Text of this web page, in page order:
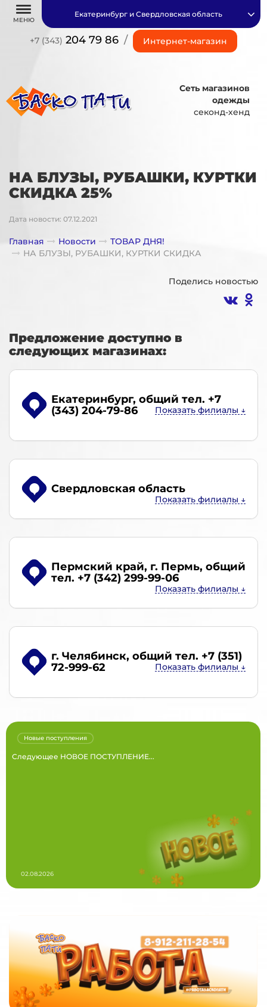
МЕНЮ
+7 (343) 204 79 86 / Интернет-магазин
Екатеринбург и Свердловская область
Сеть магазинов
одежды
секонд-хенд
НА БЛУЗЫ, РУБАШКИ, КУРТКИ
СКИДКА 25%
Дата новости: 07.12.2021
Главная Новости
ТОВАР ДНЯ!
НА БЛУЗЫ, РУБАШКИ, КУРТКИ СКИДКА
Поделись новостью
Предложение доступно в
следующих магазинах:
Екатеринбург, общий тел. +7
(343) 204-79-86
Свердловская область
Пермский край, г. Пермь, общий
тел. +7 (342) 299-99-06
г. Челябинск, общий тел. +7 (351)
72-999-62
Следующее НОВОЕ ПОСТУПЛЕНИЕ...
Новые поступления
02.08.2026